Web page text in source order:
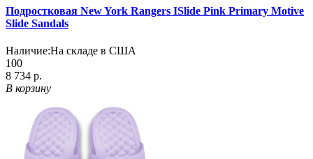
Подростковая New York Rangers ISlide Pink Primary Motive
Slide Sandals
Наличие:На складе в США
100
8 734 р.
В корзину